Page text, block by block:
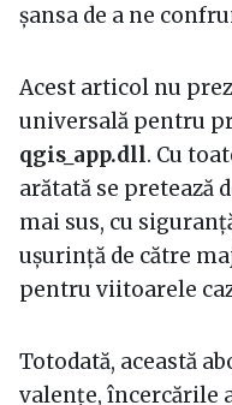
șansa de a ne
Acest articol nu
universală pentru
qgis_app.dll. Cu
arătată se pretează
mai sus, cu
ușurință de către
pentru viitoarele
Totodată, această
valențe, încercările